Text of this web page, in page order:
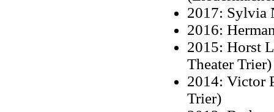
2017: Sylvia
2016:
2015: Horst
Theater Trier)
2014: Victor
Trier)